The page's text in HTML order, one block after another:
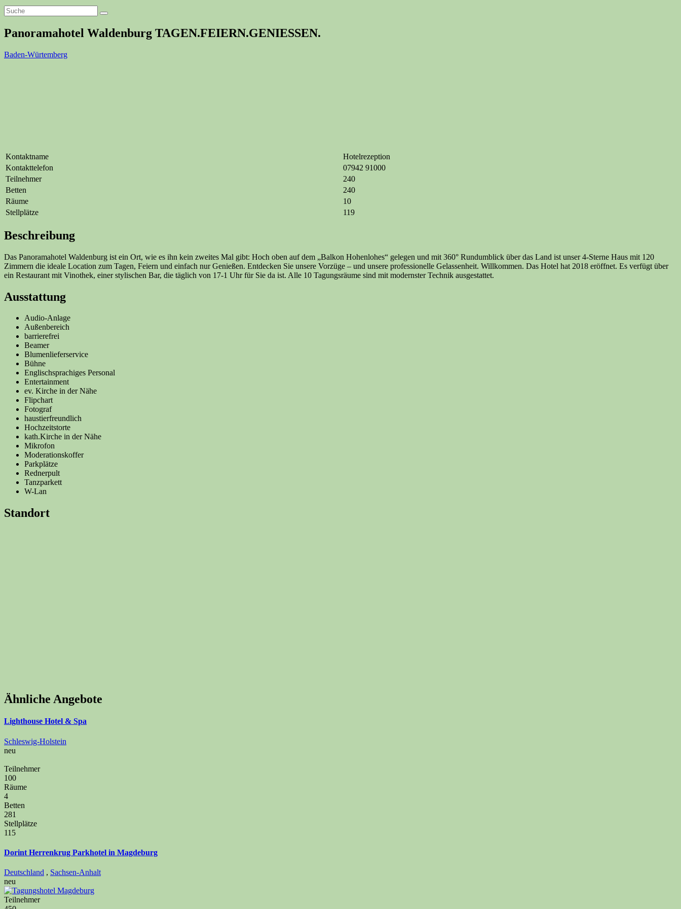
Panoramahotel Waldenburg TAGEN.FEIERN.GENIESSEN.
Baden-Würtemberg
Kontaktname
Hotelrezeption
Kontakttelefon
07942 91000
Teilnehmer
240
Betten
240
Räume
10
Stellplätze
119
Beschreibung
Das Panoramahotel Waldenburg ist ein Ort, wie es ihn kein zweites Mal gibt: Hoch oben auf dem „Balkon Hohenlohes“ gelegen und mit 360° Rundumblick über das Land ist unser 4-Sterne Haus mit 120
Zimmern die ideale Location zum Tagen, Feiern und einfach nur Genießen. Entdecken Sie unsere Vorzüge – und unsere professionelle Gelassenheit. Willkommen. Das Hotel hat 2018 eröffnet. Es verfügt über
ein Restaurant mit Vinothek, einer stylischen Bar, die täglich von 17-1 Uhr für Sie da ist. Alle 10 Tagungsräume sind mit modernster Technik ausgestattet.
Ausstattung
Audio-Anlage
Außenbereich
barrierefrei
Beamer
Blumenlieferservice
Bühne
Englischsprachiges Personal
Entertainment
ev. Kirche in der Nähe
Flipchart
Fotograf
haustierfreundlich
Hochzeitstorte
kath.Kirche in der Nähe
Mikrofon
Moderationskoffer
Parkplätze
Rednerpult
Tanzparkett
W-Lan
Standort
Ähnliche Angebote
Lighthouse Hotel & Spa
Schleswig-Holstein
neu
Teilnehmer
100
Räume
4
Betten
281
Stellplätze
115
Dorint Herrenkrug Parkhotel in Magdeburg
Deutschland , Sachsen-Anhalt
neu
Teilnehmer